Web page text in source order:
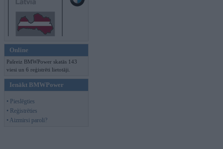
Online
Pašreiz BMWPower skatās 143
viesi un 6 reģistrēti lietotāji.
Ienākt BMWPower
• Pieslēgties
• Reģistrēties
• Aizmirsi paroli?